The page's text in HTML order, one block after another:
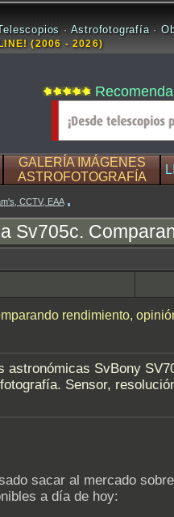
· Astrofotografía ·
(2006 - 2026)
GALERÍA IMÁGENES
ASTROFOTOGRAFÍA
CCTV, EAA
Sv705c.
rendimiento,
SvBony
Sensor,
sacar al mercado
a día de hoy: